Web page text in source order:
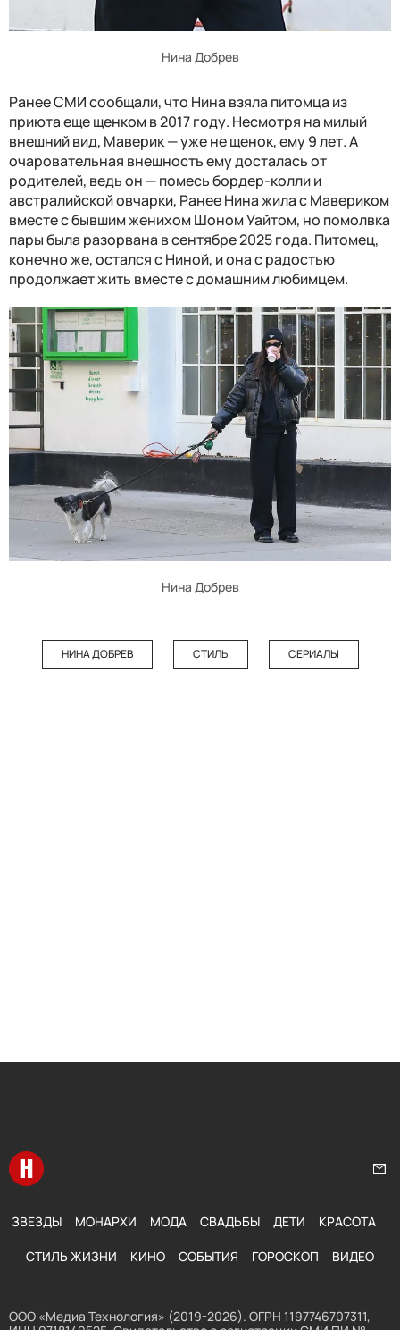
Нина Добрев
Ранее СМИ сообщали, что Нина взяла питомца из
приюта еще щенком в 2017 году. Несмотря на милый
внешний вид, Маверик — уже не щенок, ему 9 лет. А
очаровательная внешность ему досталась от
родителей, ведь он — помесь бордер-колли и
австралийской овчарки, Ранее Нина жила с Мавериком
вместе с бывшим женихом Шоном Уайтом, но помолвка
пары была разорвана в сентябре 2025 года. Питомец,
конечно же, остался с Ниной, и она с радостью
продолжает жить вместе с домашним любимцем.
Нина Добрев
НИНА ДОБРЕВ СТИЛЬ СЕРИАЛЫ
Перейти на главную
ЗВЕЗДЫ МОНАРХИ МОДА СВАДЬБЫ ДЕТИ КРАСОТА
СТИЛЬ ЖИЗНИ КИНО СОБЫТИЯ ГОРОСКОП ВИДЕО
ООО «Медиа Технология» (2019-2026). ОГРН 1197746707311,